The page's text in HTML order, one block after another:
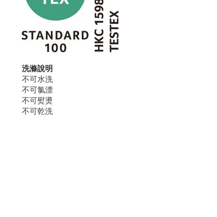
洗滌說明
不可水洗
不可氯漂
不可熨燙
不可乾洗